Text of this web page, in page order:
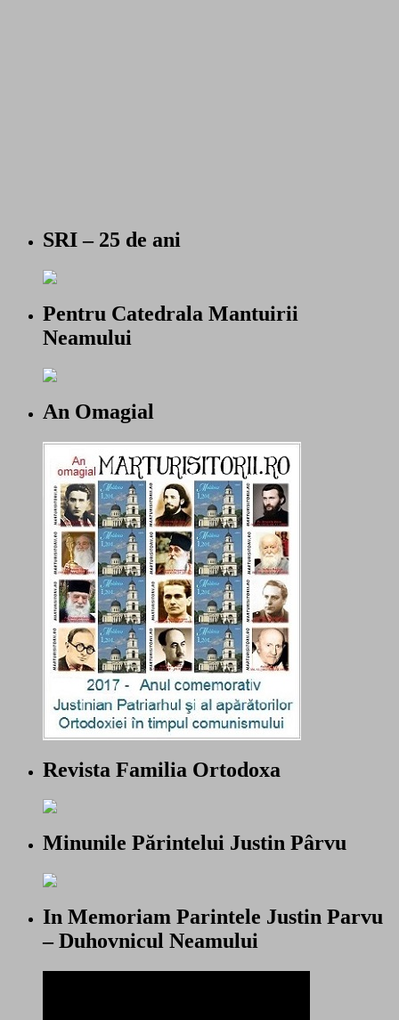
SRI – 25 de ani
Pentru Catedrala Mantuirii
Neamului
An Omagial
Revista Familia Ortodoxa
Minunile Părintelui Justin Pârvu
In Memoriam Parintele Justin Parvu
– Duhovnicul Neamului